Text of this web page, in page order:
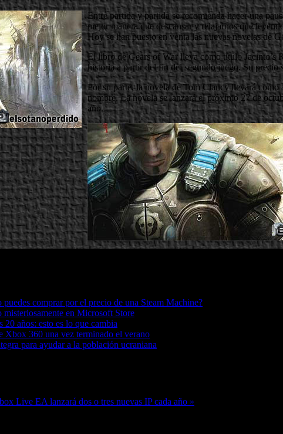
Entre partida y partida se recomienda hacer una
mejor manera que descansar y relajarnos que
Hoy se han puesto en venta las nuevas novelas de
El libro de Gears of War lleva como título Jacinto’s
historia a partir del fin del segundo juego. Su precio
Por su parte, la novela de Tom Clancy llevará
nombre. La novela se lanzará el próximo 27 de
año.
comprar por el precio de una Steam Machine?
en Microsoft Store
años: esto es lo que cambia
Xbox 360 una vez terminado el verano
para ayudar a la población ucraniana
Live EA lanzará dos o tres nuevas IP cada año »